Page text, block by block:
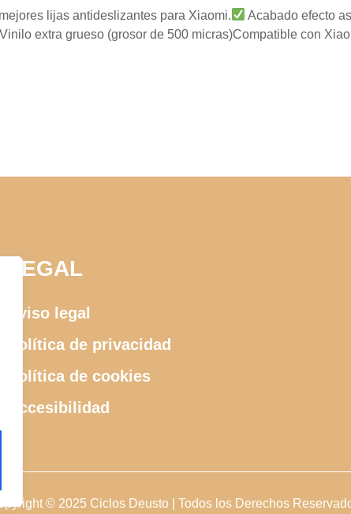
lijas antideslizantes para Xiaomi.
Acabado efecto
Vinilo extra grueso (grosor de 500 micras)Compatible con
LEGAL
Aviso legal
Política de privacidad
Política de cookies
Accesibilidad
© 2025 Ciclos Deusto | Todos los Derechos